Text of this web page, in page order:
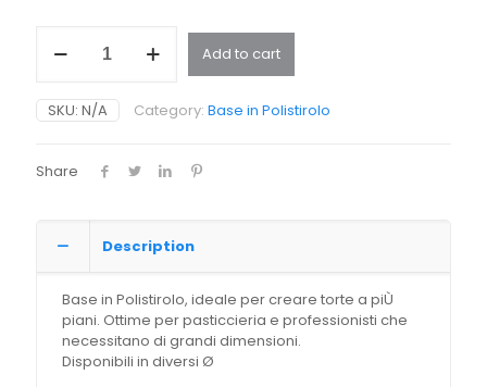
quantity
Add to cart
SKU: N/A Category: Base in Polistirolo
Share
Description
Base in Polistirolo, ideale per creare torte a piÙ
piani. Ottime per pasticcieria e professionisti che
necessitano di grandi dimensioni.
Disponibili in diversi Ø